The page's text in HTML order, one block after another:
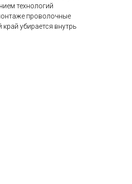
технологий
проволочные
убирается внутрь